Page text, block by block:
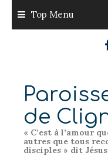
content
Top Menu
de
« C’est à l’amour
autres que tous
disciples » dit Jésus